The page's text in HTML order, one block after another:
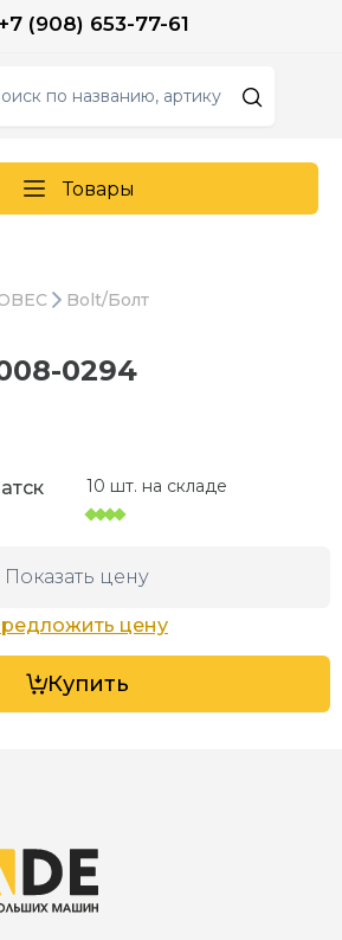
+7 (908) 653-77-61
Товары
Bolt/Болт
0294
10 шт. на складе
Показать цену
цену
Купить